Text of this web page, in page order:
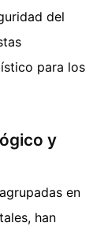
del
para los
y
en
han